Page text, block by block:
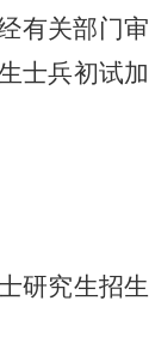
有关部门审
士兵初试加
研究生招生